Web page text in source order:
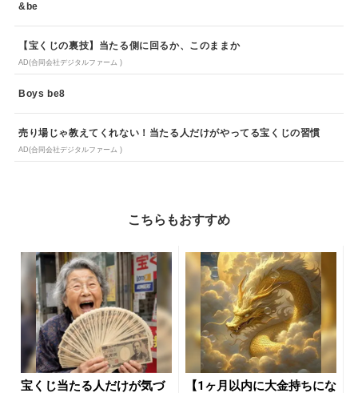
&be
【宝くじの裏技】当たる側に回るか、このままか
AD(合同会社デジタルファーム )
Boys be8
売り場じゃ教えてくれない！当たる人だけがやってる宝くじの習慣
AD(合同会社デジタルファーム )
こちらもおすすめ
宝くじ当たる人だけが気づ 【1ヶ月以内に大金持ちにな